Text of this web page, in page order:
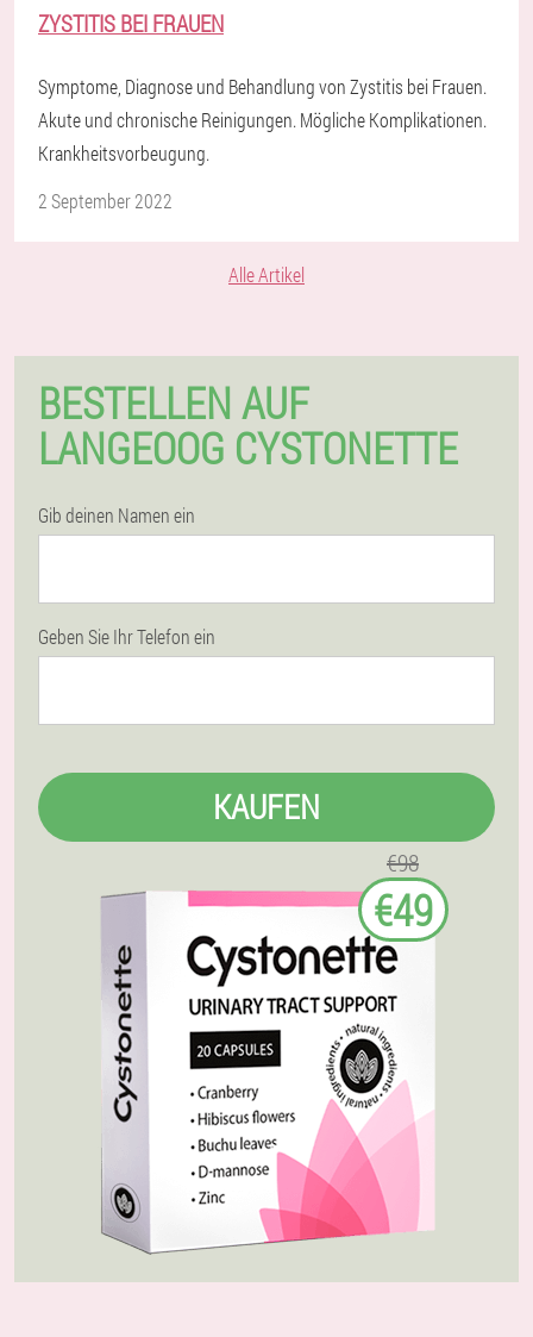
ZYSTITIS BEI FRAUEN
Symptome, Diagnose und Behandlung von Zystitis bei Frauen.
Akute und chronische Reinigungen. Mögliche Komplikationen.
Krankheitsvorbeugung.
2 September 2022
Alle Artikel
BESTELLEN AUF
LANGEOOG CYSTONETTE
Gib deinen Namen ein
Geben Sie Ihr Telefon ein
KAUFEN
€98
€49